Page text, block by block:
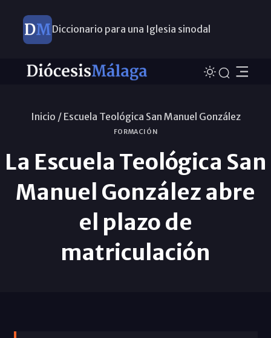
Diccionario para una Iglesia sinodal
Nuevos nombramientos
Inicio / Escuela Teológica San Manuel González
FORMACIÓN
La Escuela Teológica San
Manuel González abre
el plazo de
matriculación